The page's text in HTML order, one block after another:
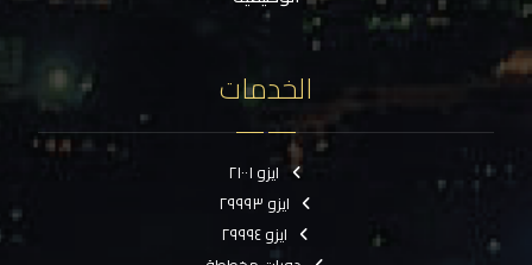
الخدمات
ايزو ٢١٠٠١
ايزو ٢٩٩٩٣
ايزو ٢٩٩٩٤